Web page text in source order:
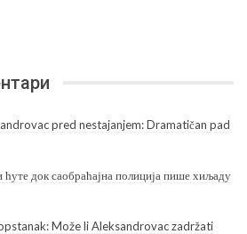
pred nestajanjem: Dramatičan pad
док саобраћајна полиција пише хиљаду
Može li Aleksandrovac zadržati